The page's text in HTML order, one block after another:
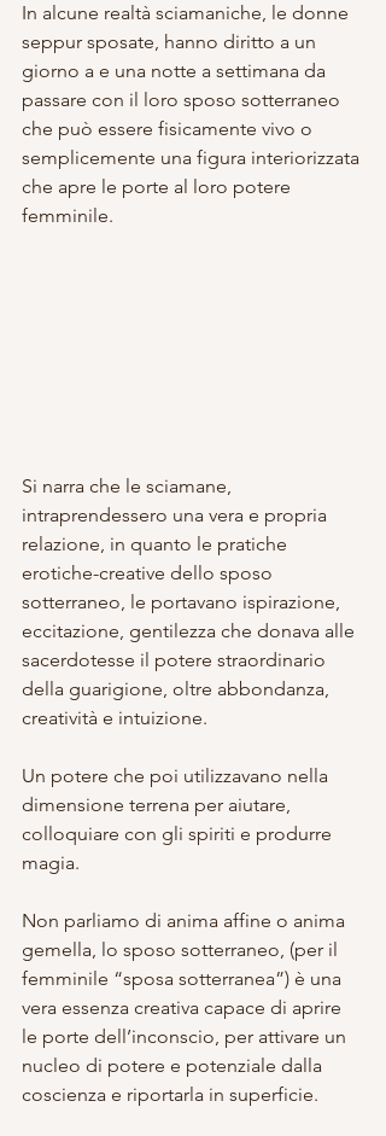
In alcune realtà sciamaniche, le donne
seppur sposate, hanno diritto a un
giorno a e una notte a settimana da
passare con il loro sposo sotterraneo
che può essere fisicamente vivo o
semplicemente una figura interiorizzata
che apre le porte al loro potere
femminile.
Si narra che le sciamane,
intraprendessero una vera e propria
relazione, in quanto le pratiche
erotiche-creative dello sposo
sotterraneo, le portavano ispirazione,
eccitazione, gentilezza che donava alle
sacerdotesse il potere straordinario
della guarigione, oltre abbondanza,
creatività e intuizione.
Un potere che poi utilizzavano nella
dimensione terrena per aiutare,
colloquiare con gli spiriti e produrre
magia.
Non parliamo di anima affine o anima
gemella, lo sposo sotterraneo, (per il
femminile “sposa sotterranea”) è una
vera essenza creativa capace di aprire
le porte dell’inconscio, per attivare un
nucleo di potere e potenziale dalla
coscienza e riportarla in superficie.